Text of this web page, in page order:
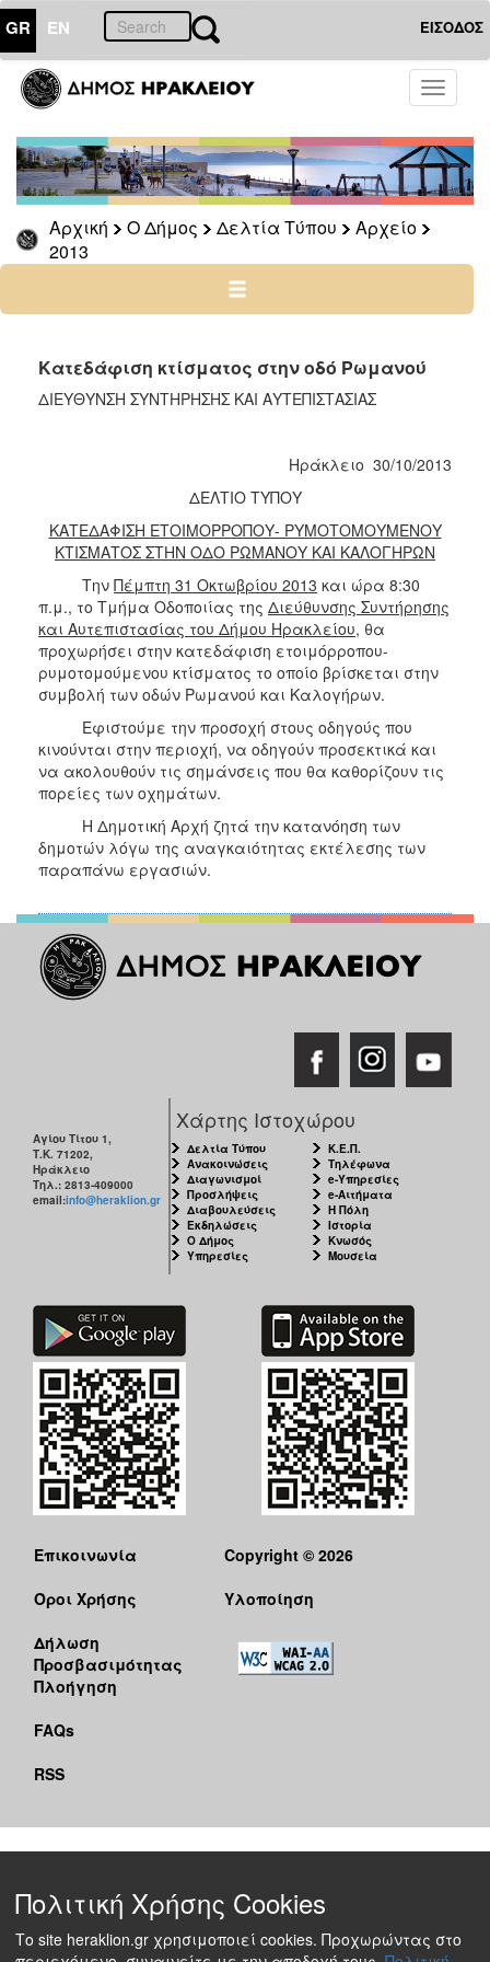
GR EN ΕΙΣΟΔΟΣ
Toggle
Αρχική Ο Δήμος Δελτία Τύπου
Αρχείο
2013
ΔΗΜΟΣ
Δελτία
Τύπου
Αρχείο
2026
2025
2022
2021
2017
2016
2015
2013
2012
2011
2010
2006
ΤΟΠΟΣ
ΠΟΛΙΤΙΣΜΟΣ
ΑΝΘΕΚΤΙΚΗ
Κατεδάφιση κτίσματος στην οδό Ρωμανού
ΔΙΕΥΘΥΝΣΗ ΣΥΝΤΗΡΗΣΗΣ ΚΑΙ ΑΥΤΕΠΙΣΤΑΣΙΑΣ
Ηράκλειο 30/10/2013
ΔΕΛΤΙΟ ΤΥΠΟΥ
ΚΑΤΕΔΑΦΙΣΗ ΕΤΟΙΜΟΡΡΟΠΟΥ- ΡΥΜΟΤΟΜΟΥΜΕΝΟΥ
ΚΤΙΣΜΑΤΟΣ ΣΤΗΝ ΟΔΟ ΡΩΜΑΝΟΥ ΚΑΙ ΚΑΛΟΓΗΡΩΝ
Την Πέμπτη 31 Οκτωβρίου 2013 και ώρα 8:30
π.μ., το Τμήμα Οδοποιίας της Διεύθυνσης Συντήρησης
και Αυτεπιστασίας του Δήμου Ηρακλείου, θα
προχωρήσει στην κατεδάφιση ετοιμόρροπου-
ρυμοτομούμενου κτίσματος το οποίο βρίσκεται στην
συμβολή των οδών Ρωμανού και Καλογήρων.
Εφιστούμε την προσοχή στους οδηγούς που
κινούνται στην περιοχή, να οδηγούν προσεκτικά και
να ακολουθούν τις σημάνσεις που θα καθορίζουν τις
πορείες των οχημάτων.
Η Δημοτική Αρχή ζητά την κατανόηση των
δημοτών λόγω της αναγκαιότητας εκτέλεσης των
παραπάνω εργασιών.
Αγίου Τίτου 1,
Τ.Κ. 71202,
Ηράκλειο
Τηλ.: 2813-409000
email:info@heraklion.gr
Χάρτης Ιστοχώρου
Δελτία Τύπου
Ανακοινώσεις
Διαγωνισμοί
Προσλήψεις
Διαβουλεύσεις
Εκδηλώσεις
Ο Δήμος
Υπηρεσίες
Κ.Ε.Π.
Τηλέφωνα
e-Υπηρεσίες
e-Αιτήματα
Η Πόλη
Ιστορία
Κνωσός
Μουσεία
Επικοινωνία
Όροι Χρήσης
Δήλωση
Προσβασιμότητας
Πλοήγηση
FAQs
RSS
Copyright © 2026
Υλοποίηση
Πολιτική Χρήσης Cookies
Το site heraklion.gr χρησιμοποιεί cookies. Προχωρώντας στο